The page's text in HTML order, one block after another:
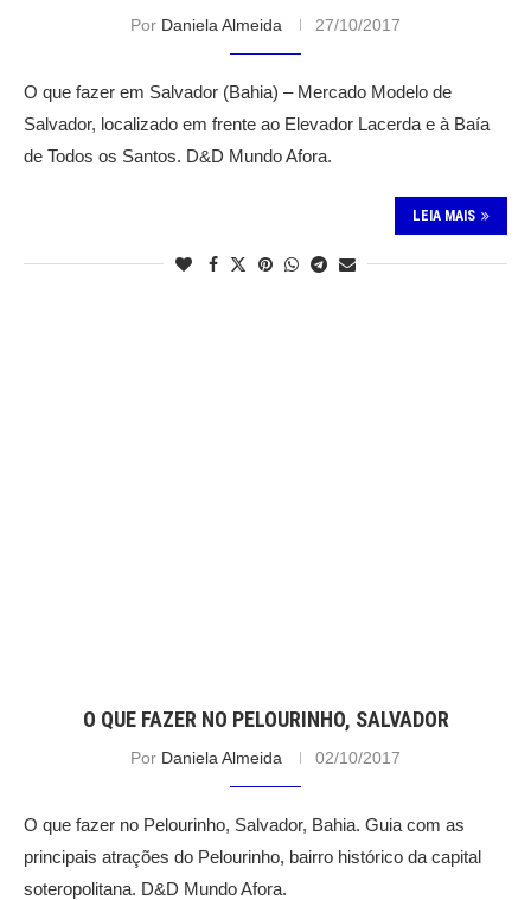
Por Daniela Almeida 27/10/2017
O que fazer em Salvador (Bahia) – Mercado Modelo de
Salvador, localizado em frente ao Elevador Lacerda e à Baía
de Todos os Santos. D&D Mundo Afora.
LEIA MAIS
O QUE FAZER NO PELOURINHO, SALVADOR
Por Daniela Almeida 02/10/2017
O que fazer no Pelourinho, Salvador, Bahia. Guia com as
principais atrações do Pelourinho, bairro histórico da capital
soteropolitana. D&D Mundo Afora.